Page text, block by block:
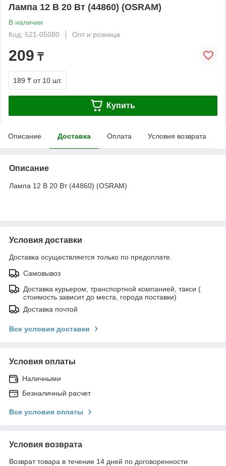
Лампа 12 В 20 Вт (44860) (OSRAM)
В наличии
Код: 521-05080
Опт и розница
209 ₸
189 ₸ от 10 шт.
Купить
Описание Доставка Оплата Условия возврата
Описание
Лампа 12 В 20 Вт (44860) (OSRAM)
Условия доставки
Доставка осуществляется только по предоплате.
Самовывоз
Доставка курьером, транспортной компанией, такси (
стоимость зависит до места, города поставки)
Доставка почтой
Все условия доставки
Условия оплаты
Наличными
Безналичный расчет
Все условия оплаты
Условия возврата
Возврат товара в течение 14 дней по договоренности